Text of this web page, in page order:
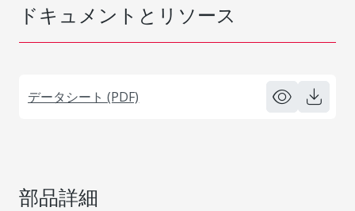
ドキュメントとリソース
データシート (PDF)
部品詳細